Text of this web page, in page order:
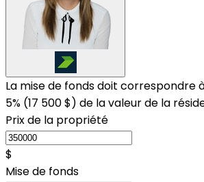
La mise de fonds doit correspondre
5% (17 500 $) de la valeur de la
Prix de la propriété
$
Mise de fonds